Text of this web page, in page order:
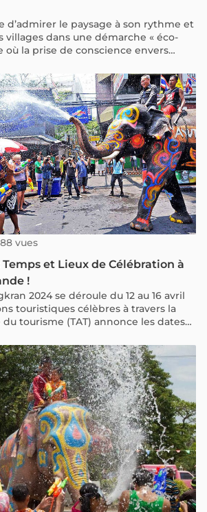
d’admirer le paysage à son rythme et
villages dans une démarche « éco-
où la prise de conscience envers
fait de plus en plus ressentir
est d’ailleurs très engagée dans le
et durable, afin de vous proposer
le plus grand respect des
et de l’environnement.
vues
Temps et Lieux de Célébration à
!
2024 se déroule du 12 au 16 avril
touristiques célèbres à travers la
du tourisme (TAT) annonce les dates
du Songkran dans 20
réputées en Thaïlande
afin de fournir des informations aux
de voyager à cette période.